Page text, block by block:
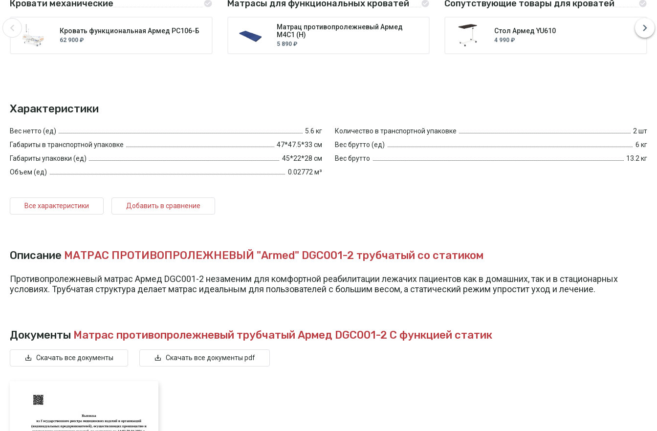
Кровати механические
Кровать функциональная Армед РС106-Б
62 900 ₽
Матрасы для функциональных кроватей
Матрац противопролежневый Армед
М4С1 (Н)
5 890 ₽
Сопутствующие товары для кроватей
Стол Армед YU610
4 990 ₽
Характеристики
Вес нетто (ед)
5.6 кг
Габариты в транспортной упаковке
47*47.5*33 см
Габариты упаковки (ед)
45*22*28 см
Объем (ед)
0.02772 м³
Количество в транспортной упаковке
2 шт
Вес брутто (ед)
6 кг
Вес брутто
13.2 кг
Все характеристики Добавить в сравнение
Описание МАТРАС ПРОТИВОПРОЛЕЖНЕВЫЙ "Armed" DGC001-2 трубчатый со статиком
Противопролежневый матрас Армед DGC001-2 незаменим для комфортной реабилитации лежачих пациентов как в домашних, так и в стационарных
условиях. Трубчатая структура делает матрас идеальным для пользователей с большим весом, а статический режим упростит уход и лечение.
Документы Матрас противопролежневый трубчатый Армед DGC001-2 С функцией статик
Скачать все документы Скачать все документы pdf